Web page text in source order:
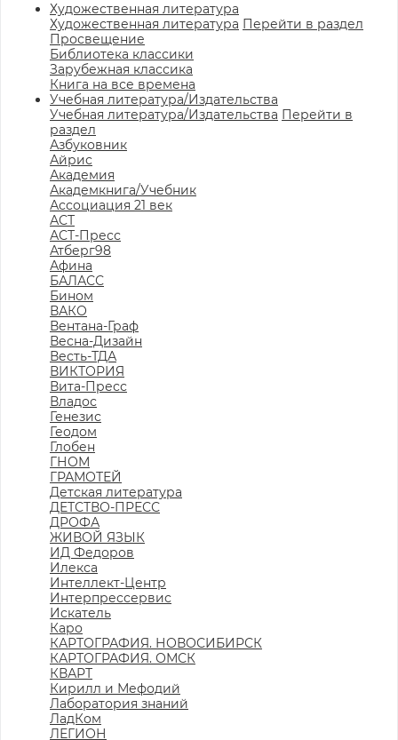
Художественная литература
Художественная литература Перейти в раздел
Просвещение
Библиотека классики
Зарубежная классика
Книга на все времена
Учебная литература/Издательства
Учебная литература/Издательства Перейти в
раздел
Азбуковник
Айрис
Академия
Академкнига/Учебник
Ассоциация 21 век
АСТ
АСТ-Пресс
Атберг98
Афина
БАЛАСС
Бином
ВАКО
Вентана-Граф
Весна-Дизайн
Весть-ТДА
ВИКТОРИЯ
Вита-Пресс
Владос
Генезис
Геодом
Глобен
ГНОМ
ГРАМОТЕЙ
Детская литература
ДЕТСТВО-ПРЕСС
ДРОФА
ЖИВОЙ ЯЗЫК
ИД Федоров
Илекса
Интеллект-Центр
Интерпрессервис
Искатель
Каро
КАРТОГРАФИЯ. НОВОСИБИРСК
КАРТОГРАФИЯ. ОМСК
КВАРТ
Кирилл и Мефодий
Лаборатория знаний
ЛадКом
ЛЕГИОН